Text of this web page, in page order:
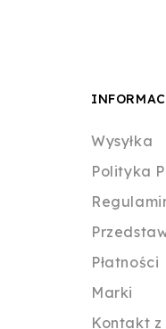
Wysyłka
Polityka
Płatności
Marki
Kontakt z